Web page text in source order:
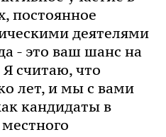
постоянное
деятелями
- это ваш шанс на
считаю, что
лет, и мы с вами
кандидаты в